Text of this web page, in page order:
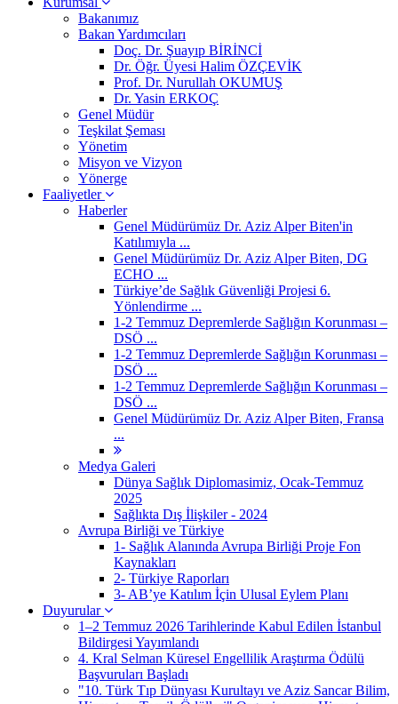
Bakanımız
Bakan Yardımcıları
Doç. Dr. Şuayıp BİRİNCİ
Dr. Öğr. Üyesi Halim ÖZÇEVİK
Prof. Dr. Nurullah OKUMUŞ
Dr. Yasin ERKOÇ
Genel Müdür
Teşkilat Şeması
Yönetim
Misyon ve Vizyon
Yönerge
Faaliyetler
Haberler
Genel Müdürümüz Dr. Aziz Alper Biten'in
Katılımıyla ...
Genel Müdürümüz Dr. Aziz Alper Biten, DG
ECHO ...
Türkiye’de Sağlık Güvenliği Projesi 6.
Yönlendirme ...
1-2 Temmuz Depremlerde Sağlığın Korunması –
DSÖ ...
1-2 Temmuz Depremlerde Sağlığın Korunması –
DSÖ ...
1-2 Temmuz Depremlerde Sağlığın Korunması –
DSÖ ...
Genel Müdürümüz Dr. Aziz Alper Biten, Fransa
...
Medya Galeri
Dünya Sağlık Diplomasimiz, Ocak-Temmuz
2025
Sağlıkta Dış İlişkiler - 2024
Avrupa Birliği ve Türkiye
1- Sağlık Alanında Avrupa Birliği Proje Fon
Kaynakları
2- Türkiye Raporları
3- AB’ye Katılım İçin Ulusal Eylem Planı
Duyurular
1–2 Temmuz 2026 Tarihlerinde Kabul Edilen İstanbul
Bildirgesi Yayımlandı
4. Kral Selman Küresel Engellilik Araştırma Ödülü
Başvuruları Başladı
"10. Türk Tıp Dünyası Kurultayı ve Aziz Sancar Bilim,